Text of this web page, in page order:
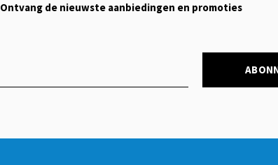
Ontvang de nieuwste aanbiedingen en promoties